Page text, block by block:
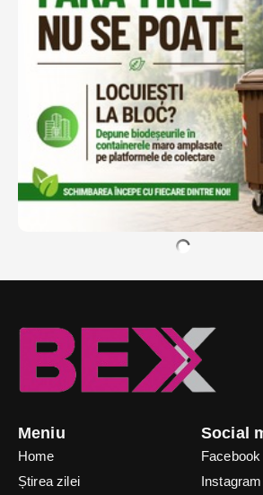
Meniu
Home
Știrea zilei
Social
Facebook
Instagram